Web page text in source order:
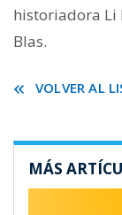
historiadora Li
Blas.
VOLVER AL
MÁS